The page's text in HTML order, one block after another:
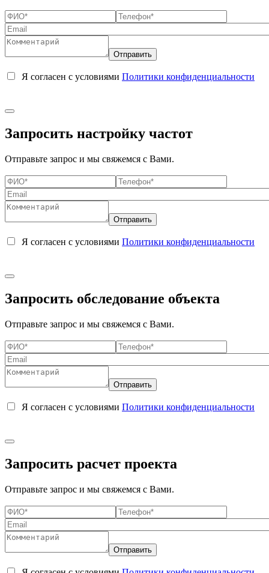
Я согласен с условиями Политики конфиденциальности
Запросить настройку частот
Отправьте запрос и мы свяжемся с Вами.
Я согласен с условиями Политики конфиденциальности
Запросить обследование объекта
Отправьте запрос и мы свяжемся с Вами.
Я согласен с условиями Политики конфиденциальности
Запросить расчет проекта
Отправьте запрос и мы свяжемся с Вами.